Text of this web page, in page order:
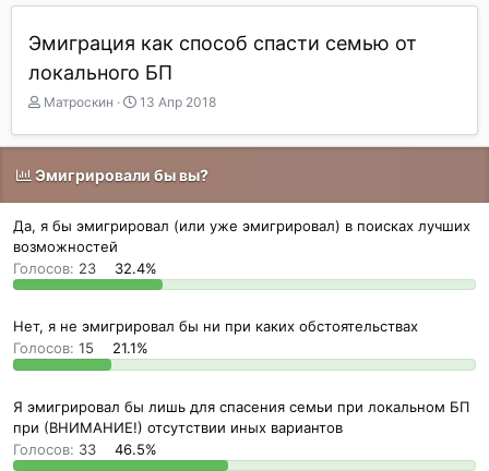
Эмиграция как способ спасти семью от
локального БП
А
т
р
т
Матроскин
Д
т
н
а
ч
а
13 Апр 2018
Эмигрировали бы вы?
Да, я бы эмигрировал (или уже эмигрировал) в поисках лучших
возможностей
Голосов: 23 32.4%
Нет, я не эмигрировал бы ни при каких обстоятельствах
Голосов: 15 21.1%
Я эмигрировал бы лишь для спасения семьи при локальном БП
при (ВНИМАНИЕ!) отсутствии иных вариантов
Голосов: 33 46.5%